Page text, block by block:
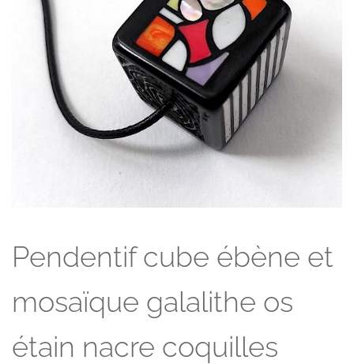
Pendentif cube ébène et
mosaïque galalithe os
étain nacre coquilles